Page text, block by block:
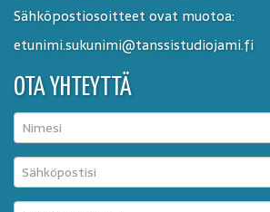
Sähköpostiosoitteet ovat muotoa:
etunimi.sukunimi@tanssistudiojami.fi
OTA YHTEYTTÄ